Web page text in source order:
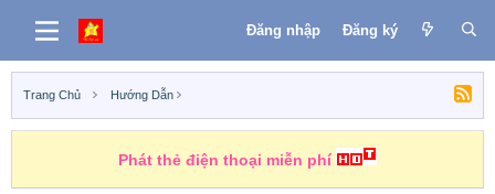
Đăng nhập Đăng ký
Trang Chủ Hướng Dẫn
Những nhiệm vụ kiếm tiền